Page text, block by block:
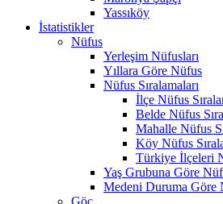
Yassıköy
İstatistikler
Nüfus
Yerleşim Nüfusları
Yıllara Göre Nüfus
Nüfus Sıralamaları
İlçe Nüfus
Belde Nüfus
Mahalle Nüfus
Köy Nüfus
Türkiye İlçeleri
Yaş Grubuna Göre
Medeni Duruma Göre